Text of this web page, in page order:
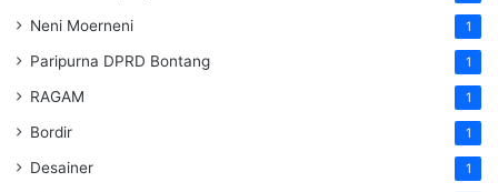
Neni Moerneni 1
Paripurna DPRD Bontang 1
RAGAM 1
Bordir 1
Desainer 1